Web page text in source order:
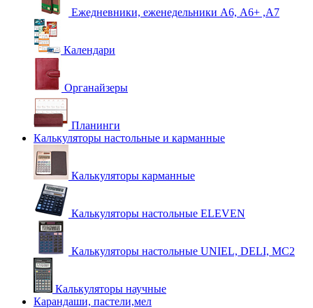
Ежедневники, еженедельники А6, А6+ ,А7
Календари
Органайзеры
Планинги
Калькуляторы настольные и карманные
Калькуляторы карманные
Калькуляторы настольные ELEVEN
Калькуляторы настольные UNIEL, DELI, MC2
Калькуляторы научные
Карандаши, пастели,мел